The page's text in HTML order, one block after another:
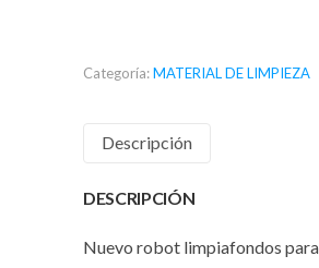
Categoría:MATERIAL DE LIMPIEZA
Descripción
DESCRIPCIÓN
Nuevo robot limpiafondos